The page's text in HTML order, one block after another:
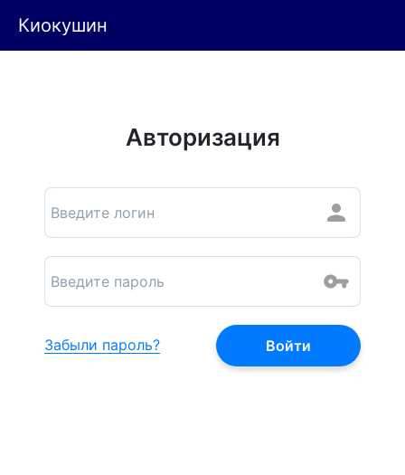
Киокушин
Авторизация
Забыли пароль?